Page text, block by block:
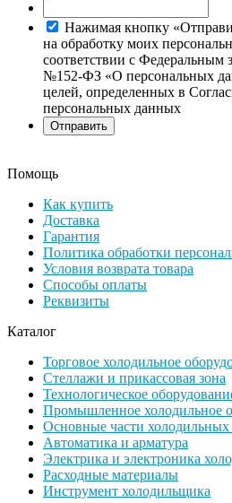
Нажимая кнопку
на обработку моих
соответствии с Федеральным
№152-ФЗ «О персональных
целей, определенных в
персональных данных
Помощь
Как купить
Доставка
Гарантия
Политика обработки
Условия возврата товара
Способы оплаты
Реквизиты
Каталог
Торговое холодильное
Стеллажи и прикассовая зона
Технологическое
Промышленное холодильное
Основные части холодильных
Автоматика и арматура
Электрика и электроника
Расходные материалы
Инструмент холодильщика